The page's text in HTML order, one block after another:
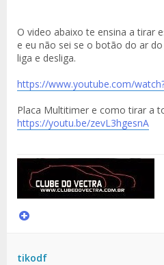
O video abaixo te ensina a tirar
e eu não sei se o botão do ar
liga e desliga.
https://www.youtube.com/
Placa Multitimer e como tirar a
https://youtu.be/zevL3hgesnA
tikodf